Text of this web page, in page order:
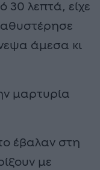
30 λεπτά, είχε
άμεσα κι
μαρτυρία
έβαλαν στη
με